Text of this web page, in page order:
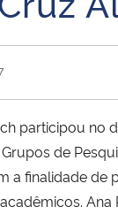
participou
de
a finalidade de
Ana